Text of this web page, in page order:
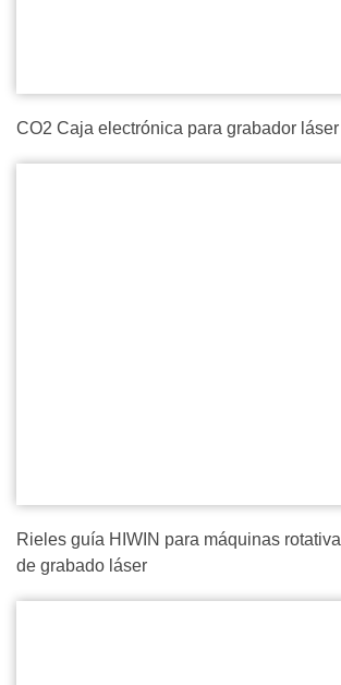
CO2 Caja electrónica para grabador
Rieles guía HIWIN para máquinas
de grabado láser